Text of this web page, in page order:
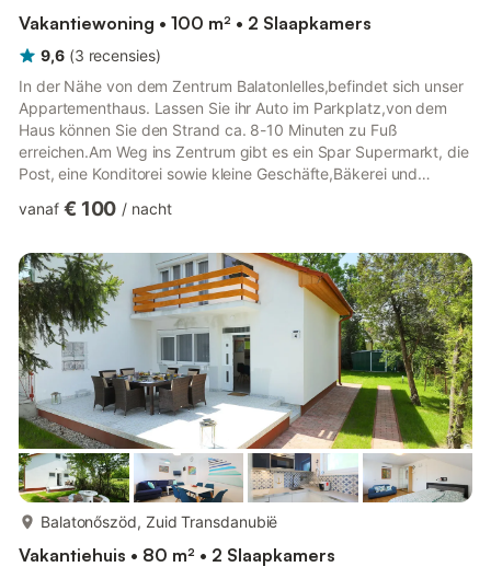
Vakantiewoning • 100 m² • 2 Slaapkamers
9,6 (3 recensies)
In der Nähe von dem Zentrum Balatonlelles,befindet sich unser
Appartementhaus. Lassen Sie ihr Auto im Parkplatz,von dem
Haus können Sie den Strand ca. 8-10 Minuten zu Fuß
erreichen.Am Weg ins Zentrum gibt es ein Spar Supermarkt, die
Post, eine Konditorei sowie kleine Geschäfte,Bäkerei und
ist bequem für 4-6 Personen,. Hier gibt es 2 Schlafzimmern (
Einzelbett und ein ausklappbares Bett auch sich befindet,was
für 2 Personen bequem ist ), Küche mit Essbereich,
Badezimmer,e...
vanaf € 100 / nacht
Balatonőszöd, Zuid Transdanubië
Vakantiehuis • 80 m² • 2 Slaapkamers